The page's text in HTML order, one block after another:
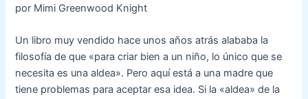
por Mimi Greenwood Knight
Un libro muy vendido hace unos años atrás alababa la
filosofía de que «para criar bien a un niño, lo único que se
necesita es una aldea». Pero aquí está a una madre que
tiene problemas para aceptar esa idea. Si la «aldea» de la